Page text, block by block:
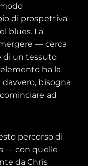
di prospettiva
blues. La
— cerca
di un tessuto
ha la
bisogna
ad
percorso di
— con quelle
da Chris